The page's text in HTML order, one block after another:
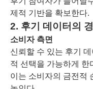
제적 기반을 확보한다.
2. 후기 데이터의
소비자 측면
신뢰할 수 있는 후기
적 선택을 가능하게 한
이는 소비자의 금전적